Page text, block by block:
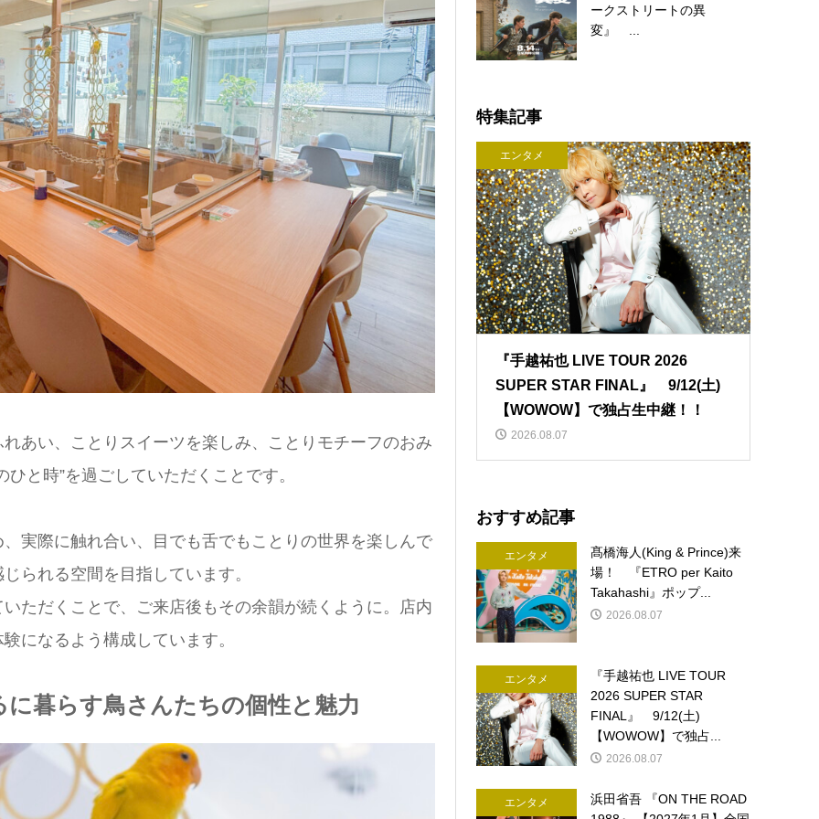
あい、ことりスイーツを楽しみ、ことりモチーフのおみ
と時”を過ごしていただくことです。
実際に触れ合い、目でも舌でもことりの世界を楽しんで
られる空間を目指しています。
ただくことで、ご来店後もその余韻が続くように。店内
になるよう構成しています。
暮らす鳥さんたちの個性と魅力
ークストリートの異
変』 ...
特集記事
エンタメ
『手越祐也 LIVE TOUR 2026
SUPER STAR FINAL』 9/12(土)
【WOWOW】で独占生中継！！
2026.08.07
おすすめ記事
エンタメ
髙橋海人(King & Prince)来
場！ 『ETRO per Kaito
Takahashi』ポップ...
2026.08.07
エンタメ
『手越祐也 LIVE TOUR
2026 SUPER STAR
FINAL』 9/12(土)
【WOWOW】で独占...
2026.08.07
エンタメ
浜田省吾 『ON THE ROAD